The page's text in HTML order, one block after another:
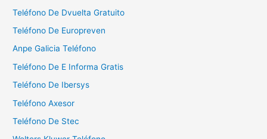
Teléfono De Dvuelta Gratuito
Teléfono De Europreven
Anpe Galicia Teléfono
Teléfono De E Informa Gratis
Teléfono De Ibersys
Teléfono Axesor
Teléfono De Stec